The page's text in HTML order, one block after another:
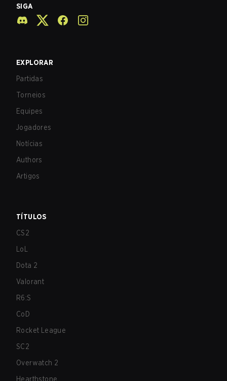
SIGA
EXPLORAR
Partidas
Torneios
Equipes
Jogadores
Notícias
Authors
Artigos
TÍTULOS
CS2
LoL
Dota 2
Valorant
R6:S
CoD
Rocket League
SC2
Overwatch 2
Hearthstone